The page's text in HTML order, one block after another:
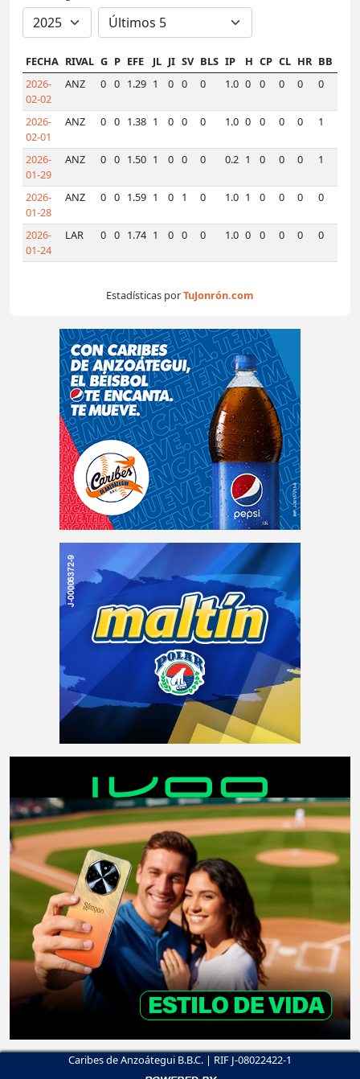
FECHA RIVAL G P EFE JL JI SV BLS IP H CP CL HR BB
2026-
02-02
ANZ 0 0 1.29 1 0 0 0 1.0 0 0 0 0 0
2026-
02-01
ANZ 0 0 1.38 1 0 0 0 1.0 0 0 0 0 1
2026-
01-29
ANZ 0 0 1.50 1 0 0 0 0.2 1 0 0 0 1
2026-
01-28
ANZ 0 0 1.59 1 0 1 0 1.0 1 0 0 0 0
2026-
01-24
LAR 0 0 1.74 1 0 0 0 1.0 0 0 0 0 0
Estadísticas porTuJonrón.com
Caribes de Anzoátegui B.B.C. | RIF J-08022422-1